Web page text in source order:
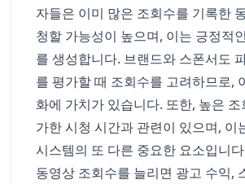
자들은 이미 많은 조회수를 기록한
청할 가능성이 높으며, 이는 긍정적
를 생성합니다. 브랜드와 스폰서도
를 평가할 때 조회수를 고려하므로,
화에 가치가 있습니다. 또한, 높은
가한 시청 시간과 관련이 있으며, 이
시스템의 또 다른 중요한 요소입니
동영상 조회수를 늘리면 광고 수익,